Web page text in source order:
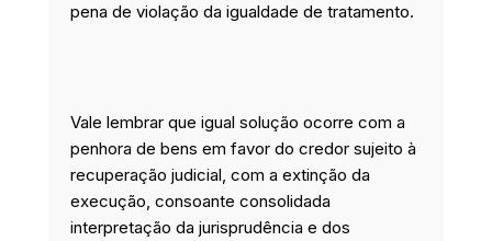
pena de violação da igualdade de tratamento.
Vale lembrar que igual solução ocorre com a
penhora de bens em favor do credor sujeito à
recuperação judicial, com a extinção da
execução, consoante consolidada
interpretação da jurisprudência e dos